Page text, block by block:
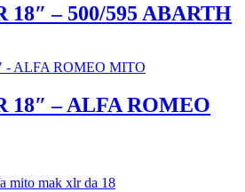
– 500/595 ABARTH
18″ – ALFA ROMEO